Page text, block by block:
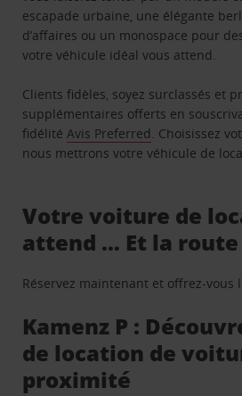
escapade urbaine, une élégante
d’affaires ou un monospace pour
votre véhicule idéal vous attend.
Clients fidèles, soyez surclassés et
supplémentaires offerts en
fidélitéAvis Preferred. Choisissez
nous mettrons votre véhicule de
Votre voiture de
attend … Et la
Réservez maintenant et offrez-vous
Kamenz P :
de location de
proximité